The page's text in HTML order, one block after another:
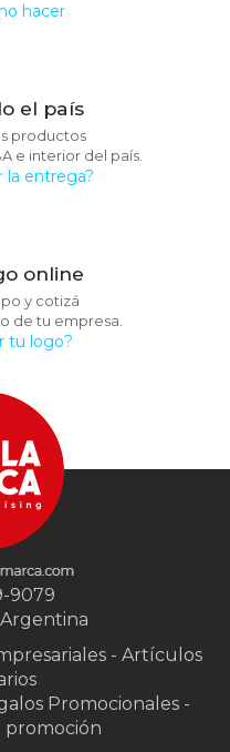
hacer
el país
productos
e interior del país.
la entrega?
online
y cotizá
de tu empresa.
tu logo?
9079
- Artículos
Promocionales -
promoción